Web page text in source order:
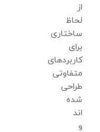
از
لحاظ
ساختاری
برای
کاربردهای
متفاوتی
طراحی
شده
اند
و